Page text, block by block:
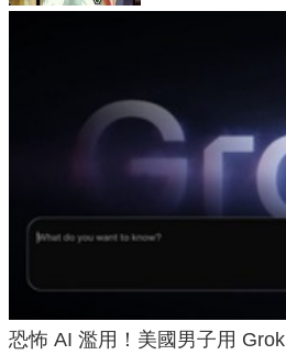
恐怖 AI 濫用！美國男子用